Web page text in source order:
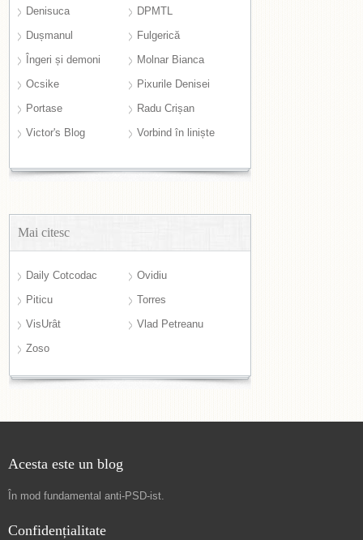
Denisuca
DPMTL
Dușmanul
Fulgerică
Îngeri și demoni
Molnar Bianca
Ocsike
Pixurile Denisei
Portase
Radu Crișan
Victor's Blog
Vorbind în liniște
Mai citesc
Daily Cotcodac
Ovidiu
Piticu
Torres
VisUrât
Vlad Petreanu
Zoso
Acesta este un blog
În mod fundamental anti-PSD-ist.
Confidențialitate